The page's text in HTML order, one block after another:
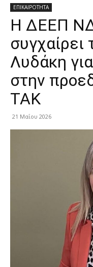
ΕΠΙΚΑΙΡΟΤΗΤΑ
Η ΔΕΕΠ
Λυδάκη
στην
ΤΑΚ
21 Μαΐου 2026